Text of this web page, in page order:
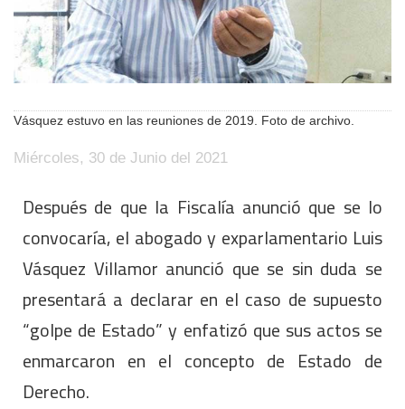
Vásquez estuvo en las reuniones de 2019. Foto de archivo.
Miércoles, 30 de Junio del 2021
Después de que la Fiscalía anunció que se lo
convocaría, el abogado y exparlamentario Luis
Vásquez Villamor anunció que se sin duda se
presentará a declarar en el caso de supuesto
“golpe de Estado” y enfatizó que sus actos se
enmarcaron en el concepto de Estado de
Derecho.